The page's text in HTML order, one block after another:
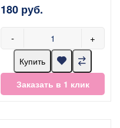
180 руб.
- +
Купить
Заказать в 1 клик